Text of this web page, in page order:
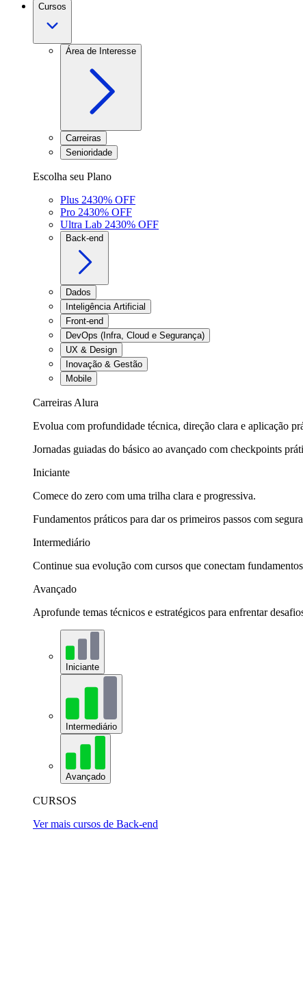
Cursos
Área de Interesse
Carreiras
Senioridade
Escolha seu Plano
Plus 2430% OFF
Pro 2430% OFF
Ultra Lab 2430% OFF
Back-end
Dados
Inteligência Artificial
Front-end
DevOps (Infra, Cloud e Segurança)
UX & Design
Inovação & Gestão
Mobile
Carreiras Alura
Evolua com profundidade técnica, direção clara e aplicação
Jornadas guiadas do básico ao avançado com checkpoints
Iniciante
Comece do zero com uma trilha clara e progressiva.
Fundamentos práticos para dar os primeiros passos com
Intermediário
Continue sua evolução com cursos que conectam
Avançado
Aprofunde temas técnicos e estratégicos para enfrentar
Iniciante
Intermediário
Avançado
CURSOS
Ver mais cursos de Back-end